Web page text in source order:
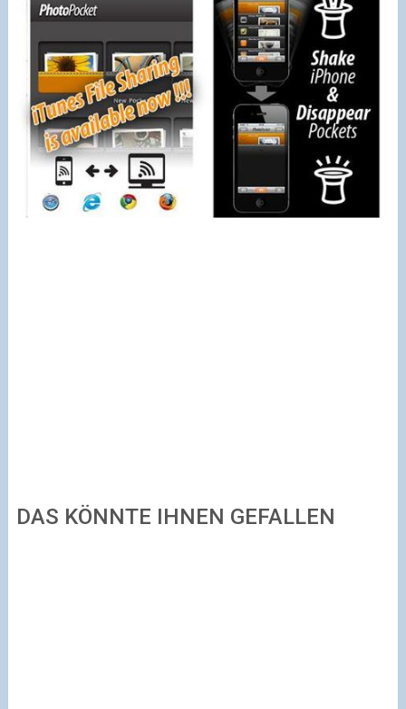
DAS KÖNNTE IHNEN GEFALLEN